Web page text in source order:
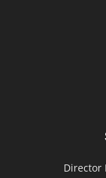
Director